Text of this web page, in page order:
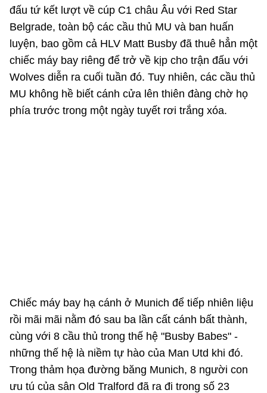
đấu tứ kết lượt về cúp C1 châu Âu với Red Star
Belgrade, toàn bộ các cầu thủ MU và ban huấn
luyện, bao gồm cả HLV Matt Busby đã thuê hẳn một
chiếc máy bay riêng để trở về kịp cho trận đấu với
Wolves diễn ra cuối tuần đó. Tuy nhiên, các cầu thủ
MU không hề biết cánh cửa lên thiên đàng chờ họ
phía trước trong một ngày tuyết rơi trắng xóa.
Chiếc máy bay hạ cánh ở Munich để tiếp nhiên liệu
rồi mãi mãi nằm đó sau ba lần cất cánh bất thành,
cùng với 8 cầu thủ trong thế hệ "Busby Babes" -
những thế hệ là niềm tự hào của Man Utd khi đó.
Trong thảm họa đường băng Munich, 8 người con
ưu tú của sân Old Tralford đã ra đi trong số 23